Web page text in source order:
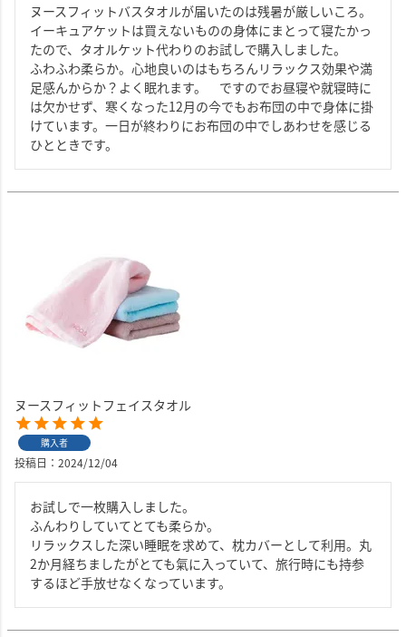
ヌースフィットバスタオルが届いたのは残暑が厳しいころ。
イーキュアケットは買えないものの身体にまとって寝たかっ
たので、タオルケット代わりのお試しで購入しました。
ふわふわ柔らか。心地良いのはもちろんリラックス効果や満
足感んからか？よく眠れます。　ですのでお昼寝や就寝時に
は欠かせず、寒くなった12月の今でもお布団の中で身体に掛
けています。一日が終わりにお布団の中でしあわせを感じる
ひとときです。
ヌースフィットフェイスタオル
購入者
投稿日 2024/12/04
お試しで一枚購入しました。
ふんわりしていてとても柔らか。
リラックスした深い睡眠を求めて、枕カバーとして利用。丸
2か月経ちましたがとても氣に入っていて、旅行時にも持参
するほど手放せなくなっています。